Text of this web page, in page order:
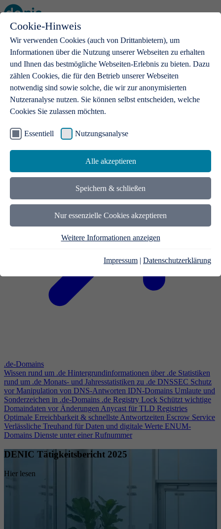
Cookie-Hinweis
Wir verwenden Cookies (auch von Drittanbietern), um
Informationen über die Nutzung unserer Webseiten zu erhalten
und Ihnen das bestmögliche Webseiten-Erlebnis zu bieten. Dazu
zählen Cookies, die für den Betrieb unserer Webseiten
notwendig sind sowie solche, die wir zur anonymisierten
Nutzeranalyse nutzen. Sie können selbst entscheiden, welche
Cookies Sie zulassen möchten.
Essentiell Nutzungsanalyse
Alle akzeptieren
Speichern & schließen
Nur essenzielle Cookies akzeptieren
Weitere Informationen anzeigen
Impressum | Datenschutzerklärung
Open main menu
.de-Domains
Mit einer .de-Domain erhalten Ideen eine Bühne
.de-Domains
Wissen rund um .de Hintergrundinformationen über .de Statistiken
rund um .de Monats- und Jahresstatistiken zu .de DNSSEC Schutz
vor Manipulation von DNS-Antworten IDN-Domains Umlaute und
Sonderzeichen in .de-Domains .de Registry Lock Schützt wichtige
Domaindaten vor ÄnderungenAnycast für TLD Registries
Optimale Erreichbarkeit & schnellste Antwortzeiten Escrow Service
Verlässliche Treuhand für Daten und digitale Werte ENUM-
Domains Dienste unter einer Rufnummer
DENIC Tätigkeitsbericht 2025
Hier lesen